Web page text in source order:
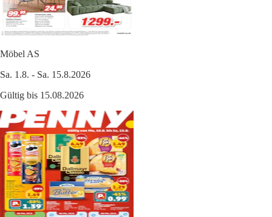
Möbel AS
Sa. 1.8. - Sa. 15.8.2026
Gültig bis 15.08.2026